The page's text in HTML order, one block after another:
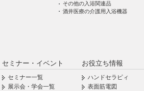
その他の入浴関連品
酒井医療の介護用入浴機器
セミナー・イベント
セミナー一覧
展示会・学会一覧
お役立ち情報
ハンドセラピィ
表面筋電図